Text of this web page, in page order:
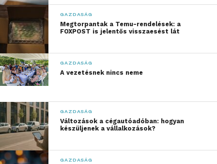
Budapesten valósított meg beruházásokat. A két
fejlesztés összértéke meghaladja az 1,1 milliárd
forintot. A modernizáció során az áruházak belső
kialakítása megújult, korszerű berendezések
kerültek az üzletekbe, és a vásárlók számára
gyorsabb és kényelmesebb bevásárlást lehetővé
tévő, modern környezet jött létre.
„A SPAR hosszú távon
elkötelezett a magyar
vásárlók és a helyi
közösségek mellett.
GAZDASÁG
Megtorpantak a Temu-rendelések: a
FOXPOST is jelentős visszaesést lát
GAZDASÁG
A vezetésnek nincs neme
GAZDASÁG
Változások a cégautóadóban: hogyan
készüljenek a vállalkozások?
GAZDASÁG